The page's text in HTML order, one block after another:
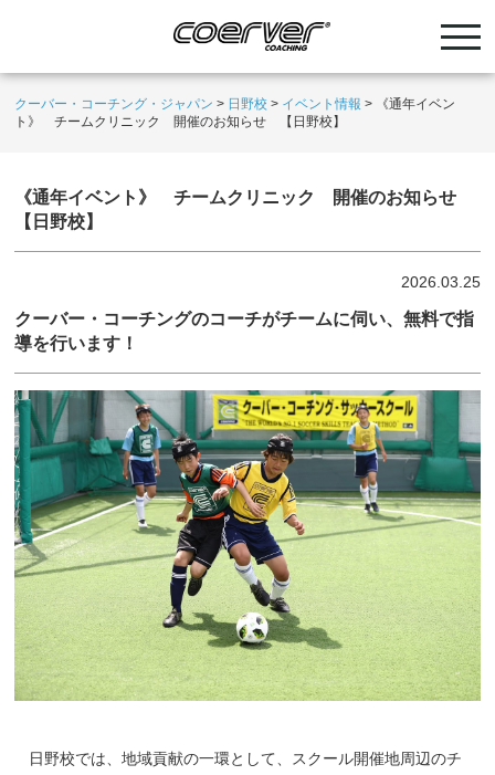
クーバー・コーチング・ジャパン > 日野校 > イベント情報 >
《通年イベン
ト》 チームクリニック 開催のお知らせ 【日野校】
《通年イベント》 チームクリニック 開催のお知らせ
【日野校】
2026.03.25
クーバー・コーチングのコーチがチームに伺い、無料で指
導を行います！
日野校では、地域貢献の一環として、スクール開催地周辺のチ